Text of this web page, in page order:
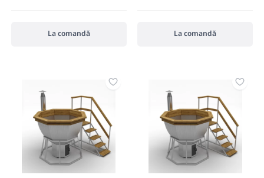
La comandă La comandă